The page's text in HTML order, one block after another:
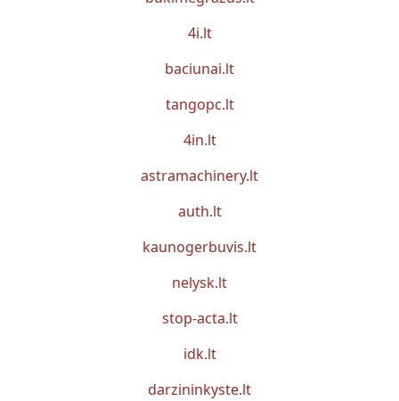
4i.lt
baciunai.lt
tangopc.lt
4in.lt
astramachinery.lt
auth.lt
kaunogerbuvis.lt
nelysk.lt
stop-acta.lt
idk.lt
darzininkyste.lt